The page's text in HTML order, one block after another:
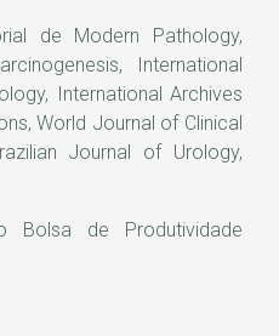
de Modern Pathology,
International
International Archives
World Journal of Clinical
Journal of Urology,
Bolsa de Produtividade